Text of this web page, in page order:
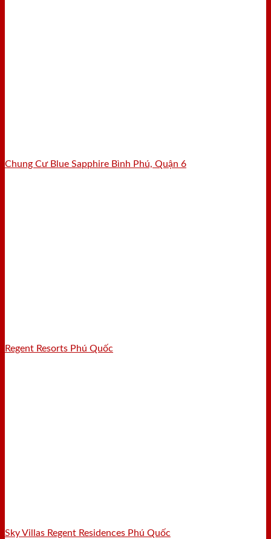
Chung Cư Blue Sapphire Bình Phú, Quận 6
Regent Resorts Phú Quốc
Sky Villas Regent Residences Phú Quốc